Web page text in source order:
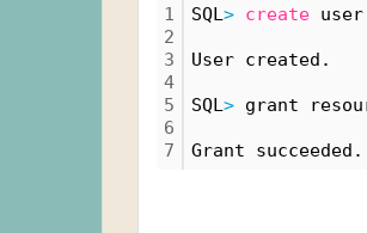
1
2
3
4
5
6
7
SQL> create
User created.
SQL> grant
Grant succeeded.